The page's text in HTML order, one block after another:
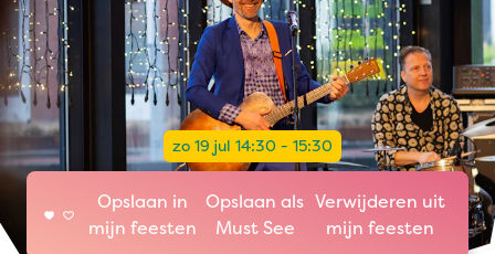
zo 19 jul 14:30 - 15:30
Opslaan in
mijn feesten
Opslaan als
Must See
Verwijderen uit
mijn feesten